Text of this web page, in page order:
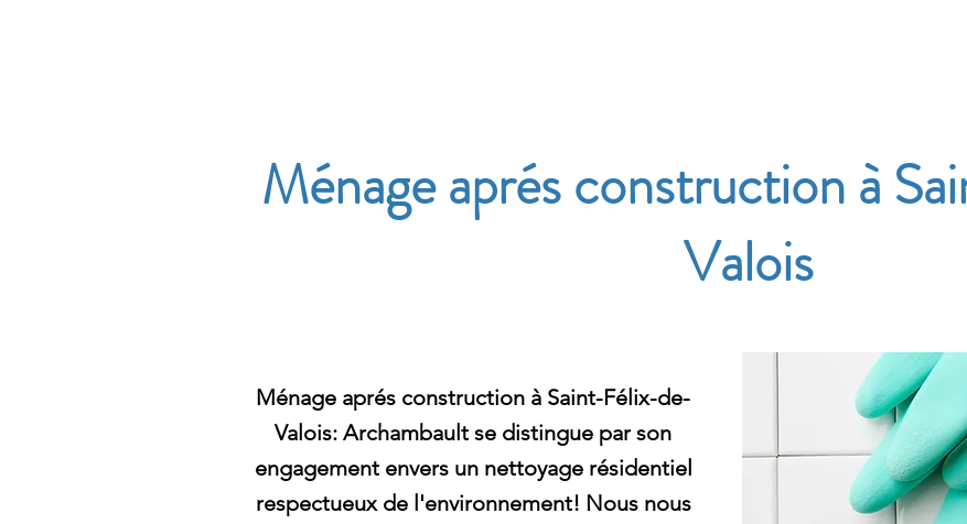
Ménage aprés construction à
Valois
Ménage aprés construction à Saint-Félix-de-
Valois: Archambault se distingue par son
engagement envers un nettoyage résidentiel
respectueux de l'environnement! Nous nous